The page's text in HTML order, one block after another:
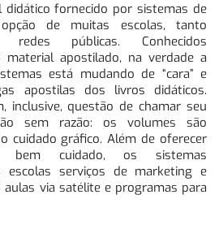
didático fornecido por sistemas de
de muitas escolas, tanto
redes públicas. Conhecidos
material apostilado, na verdade a
está mudando de “cara” e
apostilas dos livros didáticos.
inclusive, questão de chamar seu
sem razão: os volumes são
cuidado gráfico. Além de oferecer
bem cuidado, os sistemas
escolas serviços de marketing e
via satélite e programas para